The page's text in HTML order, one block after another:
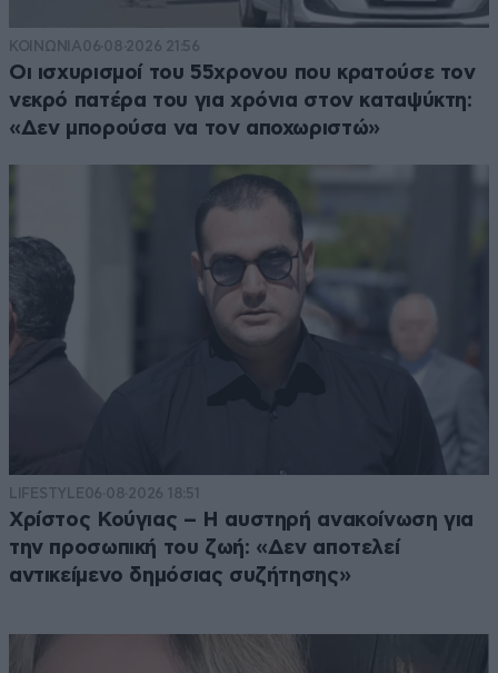
ΚΟΙΝΩΝΙΑ06·08·2026 21:56
Οι ισχυρισμοί του 55χρονου που κρατούσε τον
νεκρό πατέρα του για χρόνια στον καταψύκτη:
«Δεν μπορούσα να τον αποχωριστώ»
LIFESTYLE06·08·2026 18:51
Χρίστος Κούγιας – Η αυστηρή ανακοίνωση για
την προσωπική του ζωή: «Δεν αποτελεί
αντικείμενο δημόσιας συζήτησης»